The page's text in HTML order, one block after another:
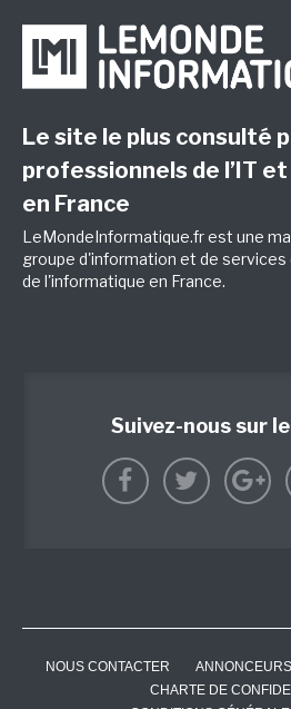
Le site le plus consulté
professionnels de l’IT
en France
LeMondeInformatique.fr est une
groupe d'information et de
de l'informatique en France.
Suivez-nous sur
NOUS CONTACTER ANNONCEURS
CHARTE DE